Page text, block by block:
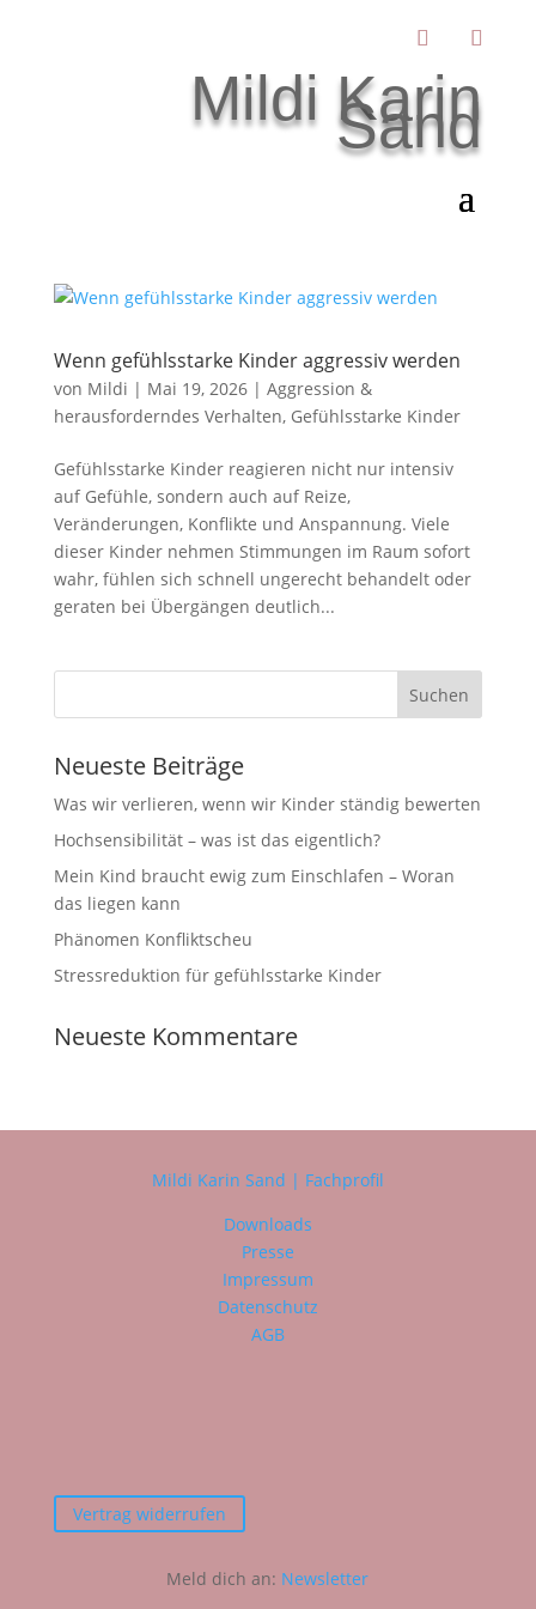
Mildi Karin
Sand
Wenn gefühlsstarke Kinder aggressiv werden
von Mildi | Mai 19, 2026| Aggression &
herausforderndes Verhalten, Gefühlsstarke Kinder
Gefühlsstarke Kinder reagieren nicht nur intensiv
auf Gefühle, sondern auch auf Reize,
Veränderungen, Konflikte und Anspannung. Viele
dieser Kinder nehmen Stimmungen im Raum sofort
wahr, fühlen sich schnell ungerecht behandelt oder
geraten bei Übergängen deutlich...
Neueste Beiträge
Was wir verlieren, wenn wir Kinder ständig bewerten
Hochsensibilität – was ist das eigentlich?
Mein Kind braucht ewig zum Einschlafen – Woran
das liegen kann
Phänomen Konfliktscheu
Stressreduktion für gefühlsstarke Kinder
Neueste Kommentare
Mildi Karin Sand | Fachprofil
Downloads
Presse
Impressum
Datenschutz
AGB
Vertrag widerrufen
Meld dich an: Newsletter